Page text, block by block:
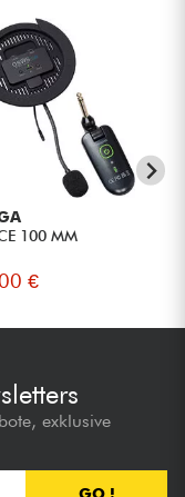
100 MM
€
exklusive